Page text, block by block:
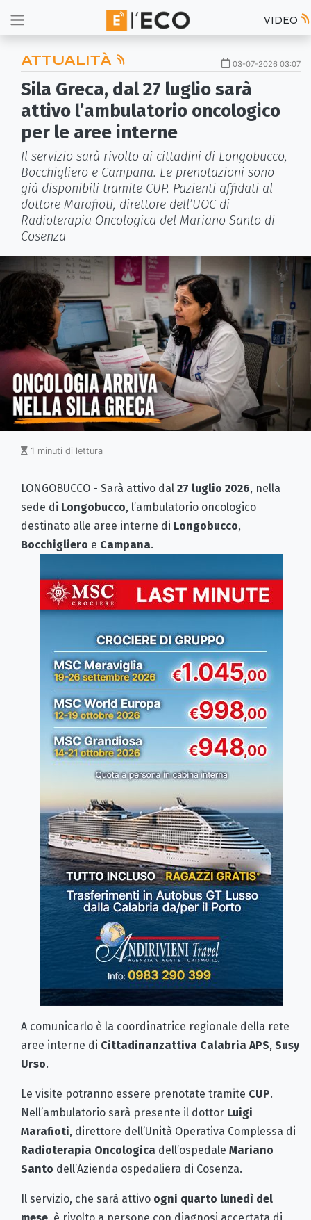
VIDEO
ATTUALITÀ 03-07-2026 03:07
Sila Greca, dal 27 luglio sarà
attivo l’ambulatorio oncologico
per le aree interne
Il servizio sarà rivolto ai cittadini di Longobucco,
Bocchigliero e Campana. Le prenotazioni sono
già disponibili tramite CUP. Pazienti affidati al
dottore Marafioti, direttore dell’UOC di
Radioterapia Oncologica del Mariano Santo di
Cosenza
1 minuti di lettura
LONGOBUCCO - Sarà attivo dal 27 luglio 2026, nella
sede di Longobucco, l’ambulatorio oncologico
destinato alle aree interne di Longobucco,
Bocchigliero e Campana.
A comunicarlo è la coordinatrice regionale della rete
aree interne di Cittadinanzattiva Calabria APS, Susy
Urso.
Le visite potranno essere prenotate tramite CUP.
Nell’ambulatorio sarà presente il dottor Luigi
Marafioti, direttore dell’Unità Operativa Complessa di
Radioterapia Oncologica dell’ospedale Mariano
Santo dell’Azienda ospedaliera di Cosenza.
Il servizio, che sarà attivo ogni quarto lunedì del
mese, è rivolto a persone con diagnosi accertata di